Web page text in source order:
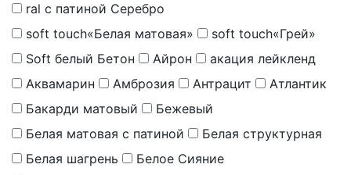
ral с патиной Серебро
soft touch«Белая матовая»
soft touch«Грей»
Soft белый Бетон
Айрон
акация лейкленд
Аквамарин
Амброзия Антрацит
Атлантик
Бакарди матовый
Бежевый
Белая матовая с патиной
Белая структурная
Белая шагрень
Белое Сияние